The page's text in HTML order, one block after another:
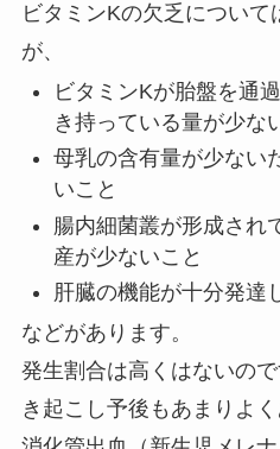
ビタミンKの欠乏につい
が、
ビタミンKが胎盤を通
き持っている量が少な
母乳の含有量が少ない
いこと
腸内細菌叢が形成され
産が少ないこと
肝臓の機能が十分発達
などがあります。
発生割合は高くはないの
き起こし予後もあまりよく